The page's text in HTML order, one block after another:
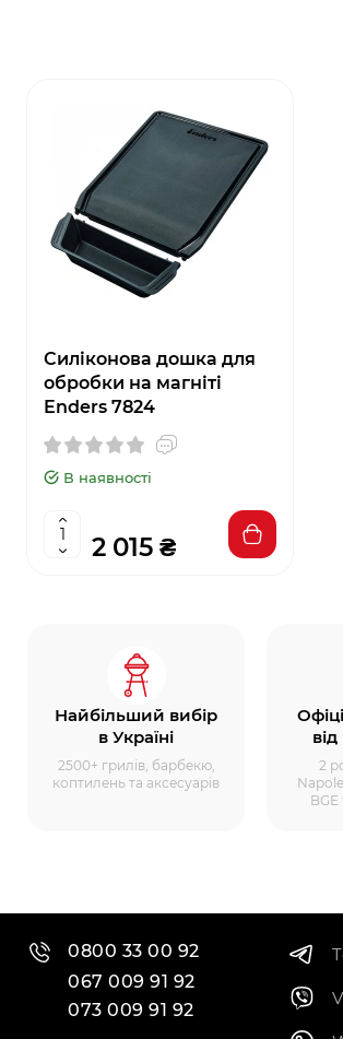
Силіконова дошка для
обробки на магніті
Enders 7824
В наявності
2 015 ₴
Найбільший вибір
в Україні
2500+ грилів, барбекю,
коптилень та аксесуарів
2
BGE
0800 33 00 92
067 009 91 92
073 009 91 92